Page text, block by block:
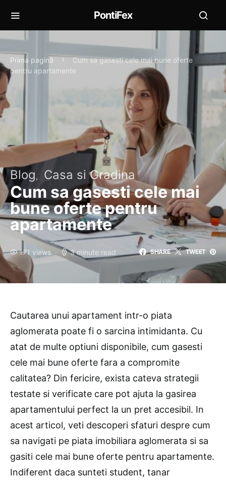
PontiFex
Prima pagină
Cum sa gasesti cele mai bune oferte
pentru apartamente
Blog Casa si Gradina
Cum sa gasesti cele mai
bune oferte pentru
apartamente
171 views 3 minute read SHARE TWEET
Cautarea unui apartament intr-o piata
aglomerata poate fi o sarcina intimidanta. Cu
atat de multe optiuni disponibile, cum gasesti
cele mai bune oferte fara a compromite
calitatea? Din fericire, exista cateva strategii
testate si verificate care pot ajuta la gasirea
apartamentului perfect la un pret accesibil. In
acest articol, veti descoperi sfaturi despre cum
sa navigati pe piata imobiliara aglomerata si sa
gasiti cele mai bune oferte pentru apartamente.
Indiferent daca sunteti student, tanar